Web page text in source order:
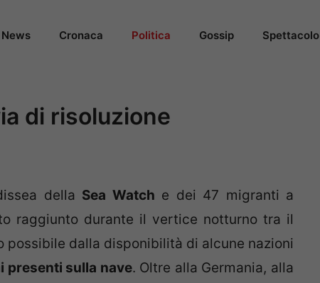
News Cronaca Politica Gossip Spettacolo
di risoluzione
della Sea Watch e dei 47 migranti a
raggiunto durante il vertice notturno tra il
possibile dalla disponibilità di alcune nazioni
presenti sulla nave. Oltre alla Germania, alla